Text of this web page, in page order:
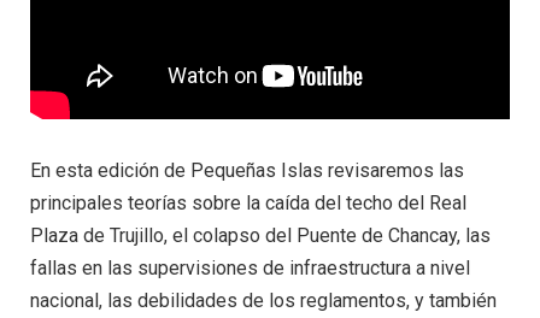
En esta edición de Pequeñas Islas revisaremos las
principales teorías sobre la caída del techo del Real
Plaza de Trujillo, el colapso del Puente de Chancay, las
fallas en las supervisiones de infraestructura a nivel
nacional, las debilidades de los reglamentos, y también